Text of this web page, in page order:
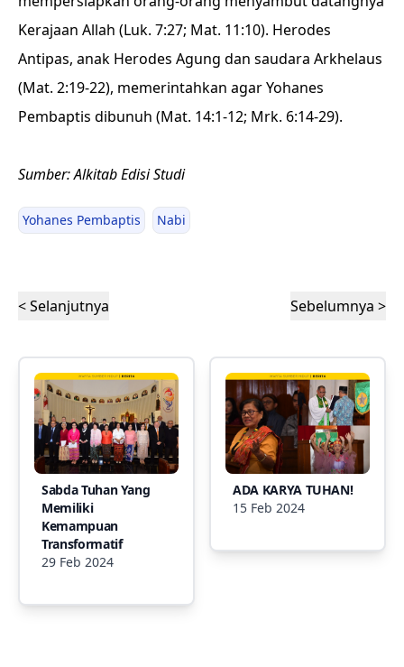
Kerajaan Allah (Luk. 7:27; Mat. 11:10). Herodes
Antipas, anak Herodes Agung dan saudara Arkhelaus
(Mat. 2:19-22), memerintahkan agar Yohanes
Pembaptis dibunuh (Mat. 14:1-12; Mrk. 6:14-29).
Sumber: Alkitab Edisi Studi
Yohanes Pembaptis Nabi
< Selanjutnya Sebelumnya >
Sabda Tuhan Yang
Memiliki
Kemampuan
Transformatif
29 Feb 2024
ADA KARYA TUHAN!
15 Feb 2024